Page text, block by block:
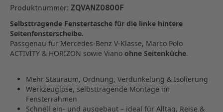
Produktnummer: ZQVANZ0800F
Selbsttragende Fenstertasche für die linke hintere
Seitenfensterscheibe.
Passgenau für Mercedes‑Benz V‑Klasse, Marco Polo
ACTIVITY & HORIZON sowie Viano ohne Seitenküche.
Mehr Stauraum, Ordnung, Verdunkelung & Isolierung
Werkzeuglose, selbsttragende Montage im
Fensterrahmen
Schnell ein‑ und ausgebaut – ideal für Alltag, Reise &